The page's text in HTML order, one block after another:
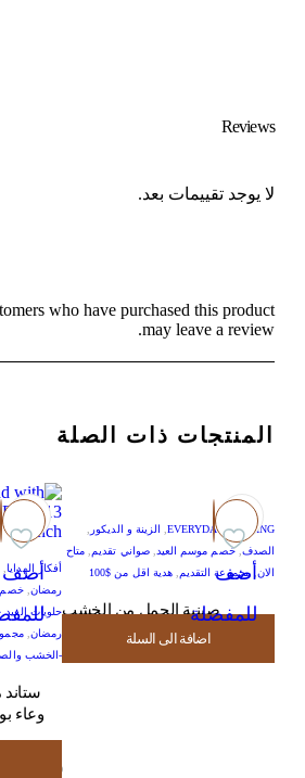
Reviews
لا يوجد تقييمات بعد.
who have purchased this product
may leave a review.
المنتجات ذات الصلة
اضافة الى السلة
أضف
للمفضلة
EVERYDAY HOSTING
, الزينة و الديكور ,
الصدف,خصم موسم العيد,صواني تقديم, متاح
الان,مجموعة التقديم,هدية اقل من $100
صينية الجمل من الخشب
USD
أضف
أفكار الهدايا,
رمضان,خصم
حلويات العيد,
رمضان,
-الخشب